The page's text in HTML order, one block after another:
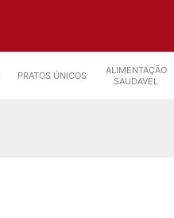
PRATOS ÚNICOS
ALIMENTAÇÃO
SAUDAVEL